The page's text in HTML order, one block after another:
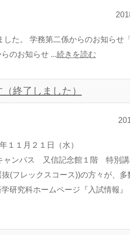
た。 学務第二係からのお知らせ
お知らせ ...続きを読む
終了しました）
平成３０年１１月２１日
ンパス 又信記念館１階 特別講
(フレックスコース))の方々が、
研究科ホームページ『入試情